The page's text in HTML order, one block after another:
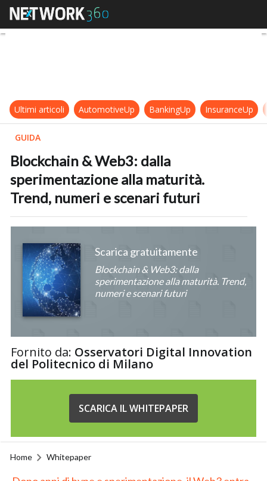
Blockchain & Web3: dalla
Ultimi articoli AutomotiveUp BankingUp InsuranceUp
GUIDA
Blockchain & Web3: dalla
sperimentazione alla maturità.
Trend, numeri e scenari futuri
Scarica gratuitamente
Blockchain & Web3: dalla
sperimentazione alla maturità. Trend,
numeri e scenari futuri
Fornito da: Osservatori Digital Innovation
del Politecnico di Milano
SCARICA IL WHITEPAPER
Home Whitepaper